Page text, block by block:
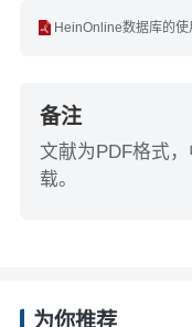
HeinOnline数据库的
备注
文献为PDF格式
载。
为你推荐